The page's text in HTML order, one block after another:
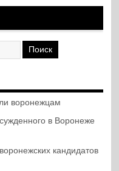
воронежцам
в Воронеже
кандидатов